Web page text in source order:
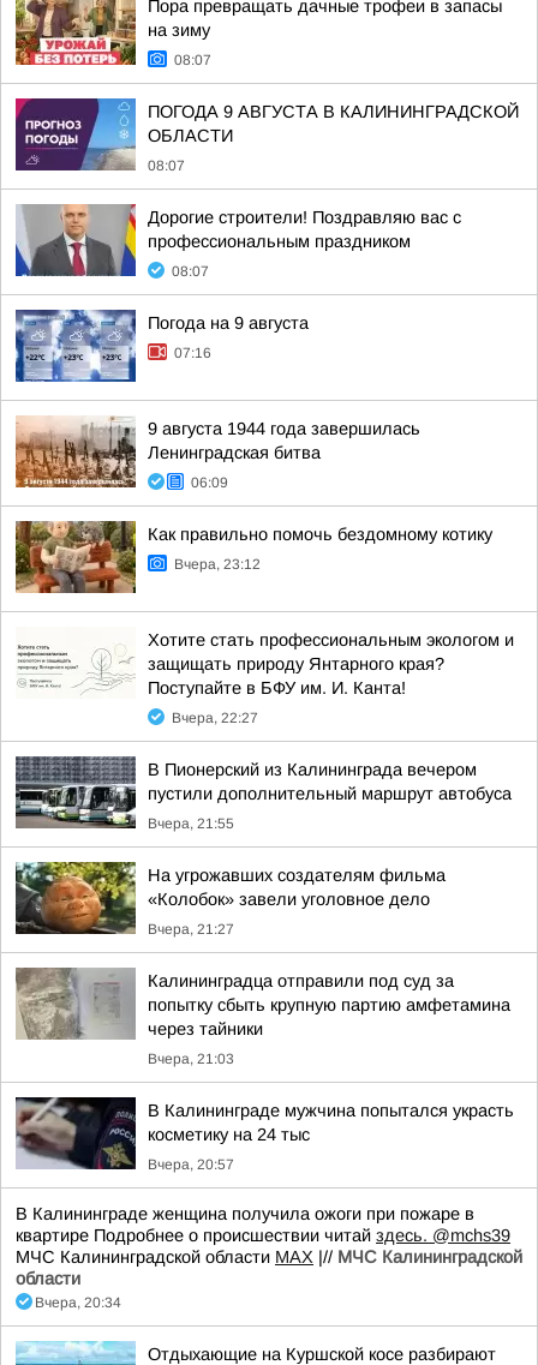
Пора превращать дачные трофеи в запасы
на зиму
08:07
ПОГОДА 9 АВГУСТА В КАЛИНИНГРАДСКОЙ
ОБЛАСТИ
08:07
Дорогие строители! Поздравляю вас с
профессиональным праздником
08:07
Погода на 9 августа
07:16
9 августа 1944 года завершилась
Ленинградская битва
06:09
Как правильно помочь бездомному котику
Вчера, 23:12
Хотите стать профессиональным экологом и
защищать природу Янтарного края?
Поступайте в БФУ им. И. Канта!
Вчера, 22:27
В Пионерский из Калининграда вечером
пустили дополнительный маршрут автобуса
Вчера, 21:55
На угрожавших создателям фильма
«Колобок» завели уголовное дело
Вчера, 21:27
Калининградца отправили под суд за
попытку сбыть крупную партию амфетамина
через тайники
Вчера, 21:03
В Калининграде мужчина попытался украсть
косметику на 24 тыс
Вчера, 20:57
В Калининграде женщина получила ожоги при пожаре в
квартире Подробнее о происшествии читай здесь. @mchs39
МЧС Калининградской области MAX |// МЧС Калининградской
области
Вчера, 20:34
Отдыхающие на Куршской косе разбирают